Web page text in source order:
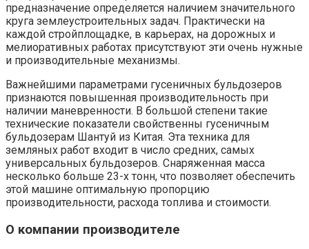
предназначение определяется наличием значительного
круга землеустроительных задач. Практически на
каждой стройплощадке, в карьерах, на дорожных и
мелиоративных работах присутствуют эти очень нужные
и производительные механизмы.
Важнейшими параметрами гусеничных бульдозеров
признаются повышенная производительность при
наличии маневренности. В большой степени такие
технические показатели свойственны гусеничным
бульдозерам Шантуй из Китая. Эта техника для
земляных работ входит в число средних, самых
универсальных бульдозеров. Снаряженная масса
несколько больше 23-х тонн, что позволяет обеспечить
этой машине оптимальную пропорцию
производительности, расхода топлива и стоимости.
О компании производителе